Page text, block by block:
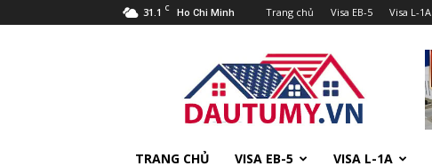
31.1 C Ho Chi Minh Trang chủ Visa EB-5 Visa L-1A
Mỹ
TRANG CHỦ VISA EB-5 VISA L-1A